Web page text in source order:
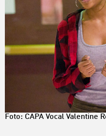
Foto: CAPA Vocal Valentine